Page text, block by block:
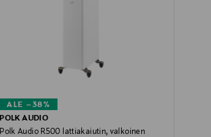
ALE –38%
POLK AUDIO
Polk Audio R500 lattiakaiutin, valkoinen